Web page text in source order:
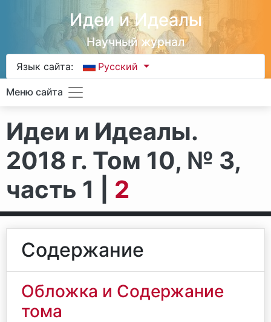
Идеи и Идеалы
Научный журнал
Язык сайта: Русский
Меню сайта
Идеи и Идеалы.
2018 г. Том 10, № 3,
часть 1 | 2
Содержание
Обложка и Содержание
тома